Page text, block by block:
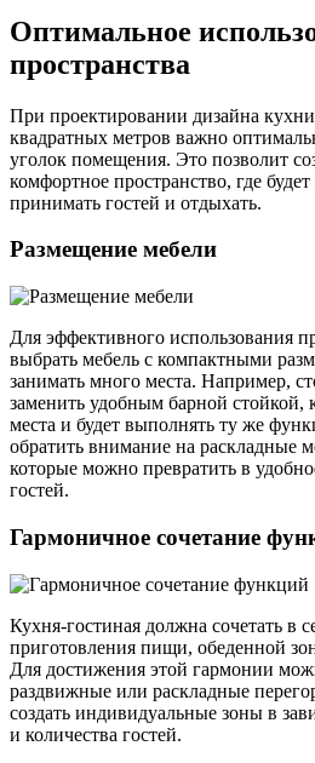
Оптимальное
пространства
При проектировании дизайна
квадратных метров важно
уголок помещения. Это позволит
комфортное пространство, где
принимать гостей и отдыхать.
Размещение мебели
Для эффективного использования
выбрать мебель с компактными
занимать много места. Например,
заменить удобным барной стойкой,
места и будет выполнять ту же
обратить внимание на раскладные
которые можно превратить в
гостей.
Гармоничное сочетание
Кухня-гостиная должна сочетать в
приготовления пищи, обеденной
Для достижения этой гармонии
раздвижные или раскладные
создать индивидуальные зоны в
и количества гостей.